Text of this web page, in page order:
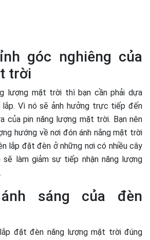
góc nghiêng của
trời
lượng mặt trời thì bạn cần phải dựa
Vì nó sẽ ảnh hưởng trực tiếp đến
của pin năng lượng mặt trời. Bạn nên
hướng về nơi đón ánh nắng mặt trời
lắp đặt đèn ở những nơi có nhiều cây
sẽ làm giảm sự tiếp nhận năng lượng
sáng của đèn
đặt đèn năng lượng mặt trời đúng